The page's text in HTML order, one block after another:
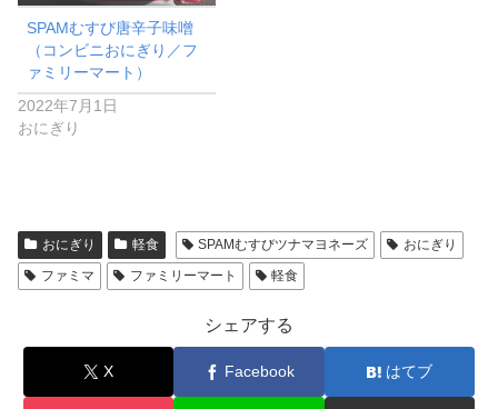
SPAMむすび唐辛子味噌
（コンビニおにぎり／フ
ァミリーマート）
2022年7月1日
おにぎり
おにぎり 軽食 SPAMむすびツナマヨネーズ
おにぎり
ファミマ
ファミリーマート 軽食
シェアする
X Facebook はてブ